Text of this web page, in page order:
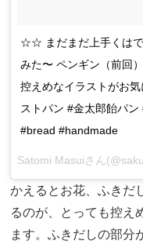
☆☆ まだまだ上手くはで
みた〜 ペンギン（前回
控えめなイラストがお
ストパン #金太郎飴パ
#bread #handmade
Satomi Masuiさん
かえるとお花、ふきだ
るのが、とっても控え
ます。ふきだしの部分